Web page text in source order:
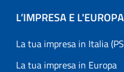
L’IMPRESA E L'EUROPA
La tua impresa in Italia
La tua impresa in Europa